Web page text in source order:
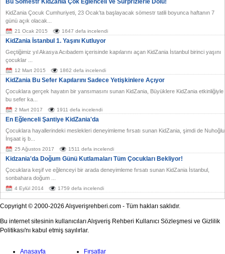
Bu Sömestr KidZania Çok Eğlenceli Ve Sürprizlerle Dolu!
KidZania Çocuk Cumhuriyeti, 23 Ocak’ta başlayacak sömestr tatili boyunca haftanın 7
günü açık olacak...
21 Ocak 2015 1647 defa incelendi
KidZania İstanbul 1. Yaşını Kutluyor
Geçtiğimiz yıl Akasya Acıbadem içerisinde kapılarını açan KidZania İstanbul birinci yaşını
çocuklar ...
12 Mart 2015 1862 defa incelendi
KidZania Bu Sefer Kapılarını Sadece Yetişkinlere Açıyor
Çocuklara gerçek hayatın bir yansımasını sunan KidZania, Büyüklere KidZania etkinliğiyle
bu sefer ka...
2 Mart 2017 1911 defa incelendi
En Eğlenceli Şantiye KidZania'da
Çocuklara hayallerindeki meslekleri deneyimleme fırsatı sunan KidZania, şimdi de Nuhoğlu
İnşaat iş b...
25 Ağustos 2017 1511 defa incelendi
Kidzania'da Doğum Günü Kutlamaları Tüm Çocukları Bekliyor!
Çocuklara keşif ve eğlenceyi bir arada deneyimleme fırsatı sunan KidZania İstanbul,
sonbahara doğum ...
4 Eylül 2014 1759 defa incelendi
Copyright © 2000-2026 Alışverişrehberi.com - Tüm hakları saklıdır.
Bu internet sitesinin kullanıcıları Alışveriş Rehberi Kullanıcı Sözleşmesi ve Gizlilik
Politikası'nı kabul etmiş sayılırlar.
Anasayfa Fırsatlar